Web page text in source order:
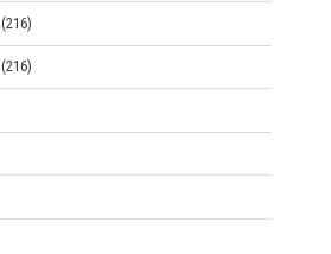
(216)
(216)